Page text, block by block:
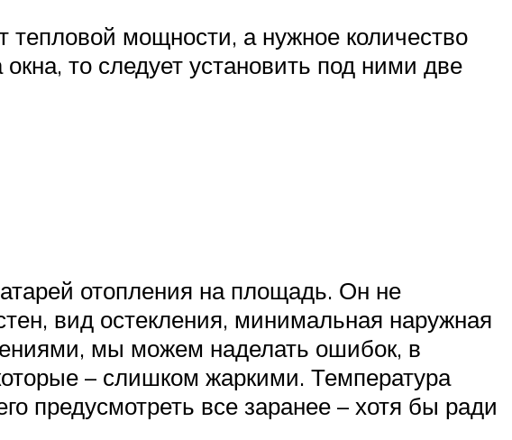
мощности, а нужное количество
то следует установить под ними две
отопления на площадь. Он не
вид остекления, минимальная наружная
мы можем наделать ошибок, в
– слишком жаркими. Температура
предусмотреть все заранее – хотя бы ради